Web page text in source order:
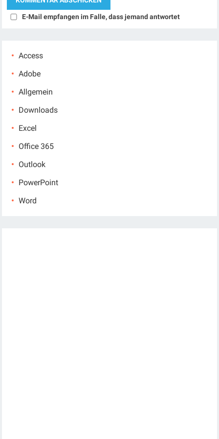
E-Mail empfangen im Falle, dass jemand antwortet
Access
Adobe
Allgemein
Downloads
Excel
Office 365
Outlook
PowerPoint
Word